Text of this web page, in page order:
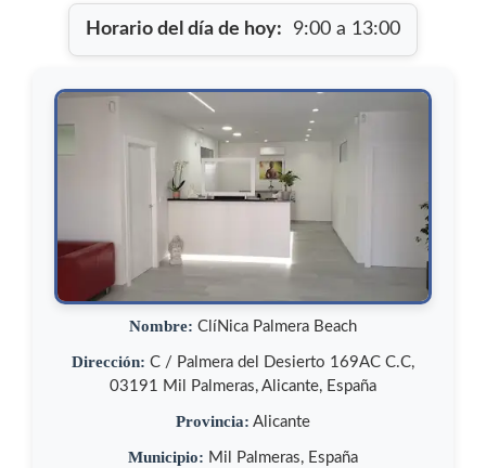
Horario del día de hoy: 9:00 a 13:00
Nombre: ClíNica Palmera Beach
Dirección: C / Palmera del Desierto 169AC C.C,
03191 Mil Palmeras, Alicante, España
Provincia: Alicante
Municipio: Mil Palmeras, España